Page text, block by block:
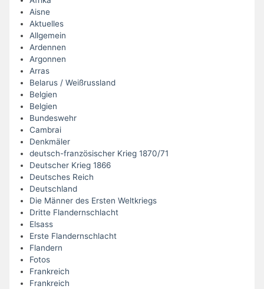
Aisne
Aktuelles
Allgemein
Ardennen
Argonnen
Arras
Belarus / Weißrussland
Belgien
Belgien
Bundeswehr
Cambrai
Denkmäler
deutsch-französischer Krieg 1870/71
Deutscher Krieg 1866
Deutsches Reich
Deutschland
Die Männer des Ersten Weltkriegs
Dritte Flandernschlacht
Elsass
Erste Flandernschlacht
Flandern
Fotos
Frankreich
Frankreich